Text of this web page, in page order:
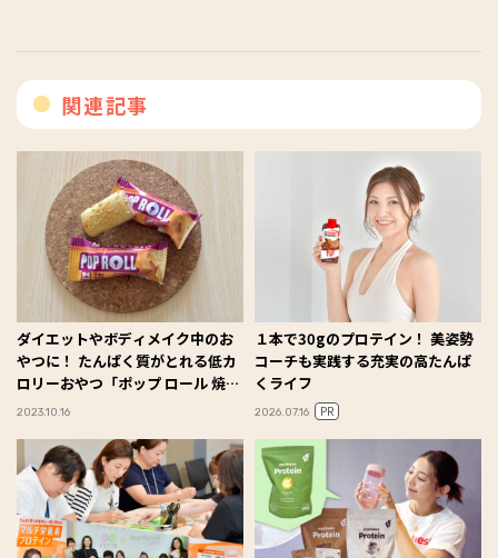
関連記事
ダイエットやボディメイク中のお
やつに！ たんぱく質がとれる低カ
ロリーおやつ「ポップ ロール 焼き
芋フレーバー」 #Omezaトーク
2023.10.16
１本で30gのプロテイン！ 美姿勢
コーチも実践する充実の高たんぱ
くライフ
2026.07.16 PR